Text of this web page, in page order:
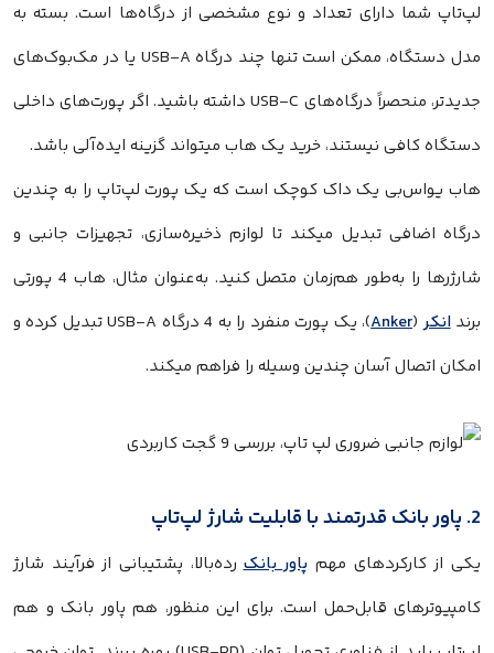
لپ‌تاپ شما دارای تعداد و نوع مشخصی از درگاه‌ها است. بسته به
مدل دستگاه، ممکن است تنها چند درگاه USB-A یا در مک‌بوک‌های
جدیدتر، منحصراً درگاه‌های USB-C داشته باشید. اگر پورت‌های داخلی
دستگاه کافی نیستند، خرید یک هاب میتواند گزینه ایده‌آلی باشد.
هاب یو‌اس‌بی یک داک کوچک است که یک پورت لپ‌تاپ را به چندین
درگاه اضافی تبدیل میکند تا لوازم ذخیره‌سازی، تجهیزات جانبی و
شارژرها را به‌طور هم‌زمان متصل کنید. به‌عنوان مثال، هاب 4 پورتی
برندانکر(
Anker
)، یک پورت منفرد را به 4 درگاه USB-A تبدیل کرده و
امکان اتصال آسان چندین وسیله را فراهم میکند.
2. پاور بانک قدرتمند با قابلیت شارژ لپ‌تاپ
یکی از کارکردهای مهمپاور بانکرده‌بالا، پشتیبانی از فرآیند شارژ
کامپیوتر‌های قابل‌حمل است. برای این منظور، هم پاور بانک و هم